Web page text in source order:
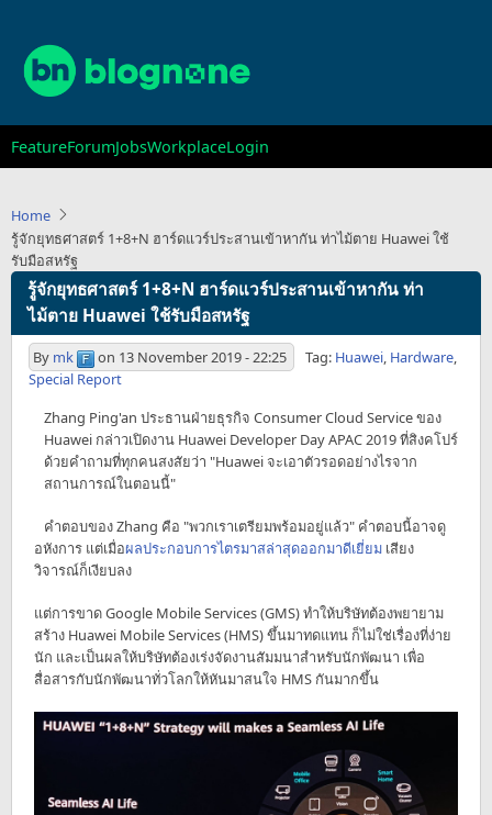
main
content
Main
navigation
FeatureForumJobsWorkplaceLogin
Home
รู้จักยุทธศาสตร์ 1+8+N ฮาร์ดแวร์ประสานเข้าหากัน ท่าไม้ตาย Huawei ใช้
รับมือสหรัฐ
รู้จักยุทธศาสตร์ 1+8+N ฮาร์ดแวร์ประสานเข้าหากัน ท่า
ไม้ตาย Huawei ใช้รับมือสหรัฐ
By mk on 13 November 2019 - 22:25 Tag: Huawei, Hardware,
Special Report
Zhang Ping'an ประธานฝ่ายธุรกิจ Consumer Cloud Service ของ
Huawei กล่าวเปิดงาน Huawei Developer Day APAC 2019 ที่สิงคโปร์
ด้วยคำถามที่ทุกคนสงสัยว่า "Huawei จะเอาตัวรอดอย่างไรจาก
สถานการณ์ในตอนนี้"
คำตอบของ Zhang คือ "พวกเราเตรียมพร้อมอยู่แล้ว" คำตอบนี้อาจดู
อหังการ แต่เมื่อผลประกอบการไตรมาสล่าสุดออกมาดีเยี่ยม เสียง
วิจารณ์ก็เงียบลง
แต่การขาด Google Mobile Services (GMS) ทำให้บริษัทต้องพยายาม
สร้าง Huawei Mobile Services (HMS) ขึ้นมาทดแทน ก็ไม่ใช่เรื่องที่ง่าย
นัก และเป็นผลให้บริษัทต้องเร่งจัดงานสัมมนาสำหรับนักพัฒนา เพื่อ
สื่อสารกับนักพัฒนาทั่วโลกให้หันมาสนใจ HMS กันมากขึ้น